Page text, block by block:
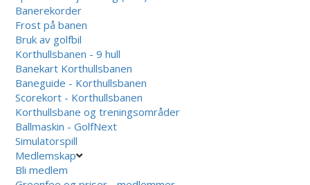
Banerekorder
Frost på banen
Bruk av golfbil
Korthullsbanen - 9 hull
Banekart Korthullsbanen
Baneguide - Korthullsbanen
Scorekort - Korthullsbanen
Korthullsbane og treningsområder
Ballmaskin - GolfNext
Simulatorspill
Medlemskap
Bli medlem